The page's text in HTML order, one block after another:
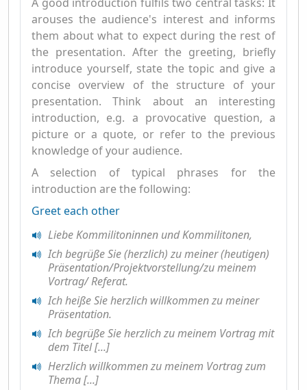
arouses the audience's interest and informs
them about what to expect during the rest of
the presentation. After the greeting, briefly
introduce yourself, state the topic and give a
concise overview of the structure of your
presentation. Think about an interesting
introduction, e.g. a provocative question, a
picture or a quote, or refer to the previous
knowledge of your audience.
A selection of typical phrases for the
introduction are the following:
Greet each other
Liebe Kommilitoninnen und Kommilitonen,
Ich begrüße Sie (herzlich) zu meiner (heutigen)
Präsentation/Projektvorstellung/zu meinem
Vortrag/ Referat.
Ich heiße Sie herzlich willkommen zu meiner
Präsentation.
Ich begrüße Sie herzlich zu meinem Vortrag mit
dem Titel [...]
Herzlich willkommen zu meinem Vortrag zum
Thema [...]